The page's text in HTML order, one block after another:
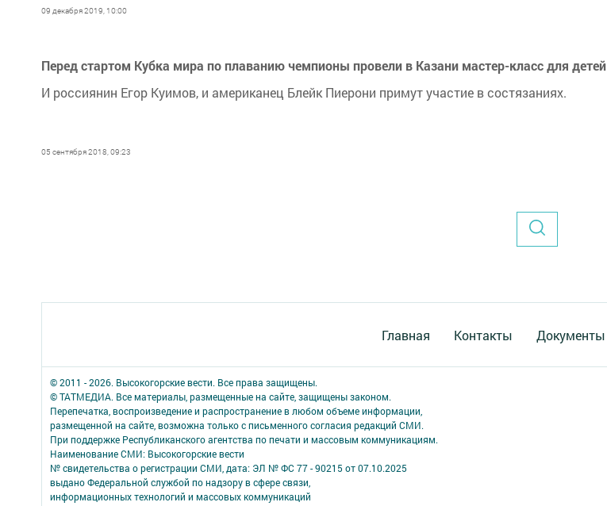
09 декабря 2019, 10:00
Перед стартом Кубка мира по плаванию чемпионы провели в Казани мастер-класс для детей
И россиянин Егор Куимов, и американец Блейк Пиерони примут участие в состязаниях.
05 сентября 2018, 09:23
Главная Контакты Документы
© 2011 - 2026. Высокогорские вести. Все права защищены.
© ТАТМЕДИА. Все материалы, размещенные на сайте, защищены законом.
Перепечатка, воспроизведение и распространение в любом объеме информации,
размещенной на сайте, возможна только с письменного согласия редакций СМИ.
При поддержке Республиканского агентства по печати и массовым коммуникациям.
Наименование СМИ: Высокогорские вести
№ свидетельства о регистрации СМИ, дата: ЭЛ № ФС 77 - 90215 от 07.10.2025
выдано Федеральной службой по надзору в сфере связи,
информационных технологий и массовых коммуникаций